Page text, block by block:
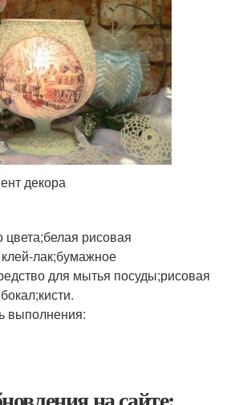
декора
цвета;белая рисовая
лак;бумажное
для мытья посуды;рисовая
выполнения: